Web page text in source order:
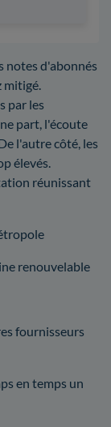
notes d'abonnés
mitigé.
par les
part, l'écoute
l'autre côté, les
élevés.
réunissant
renouvelable
fournisseurs
en temps un